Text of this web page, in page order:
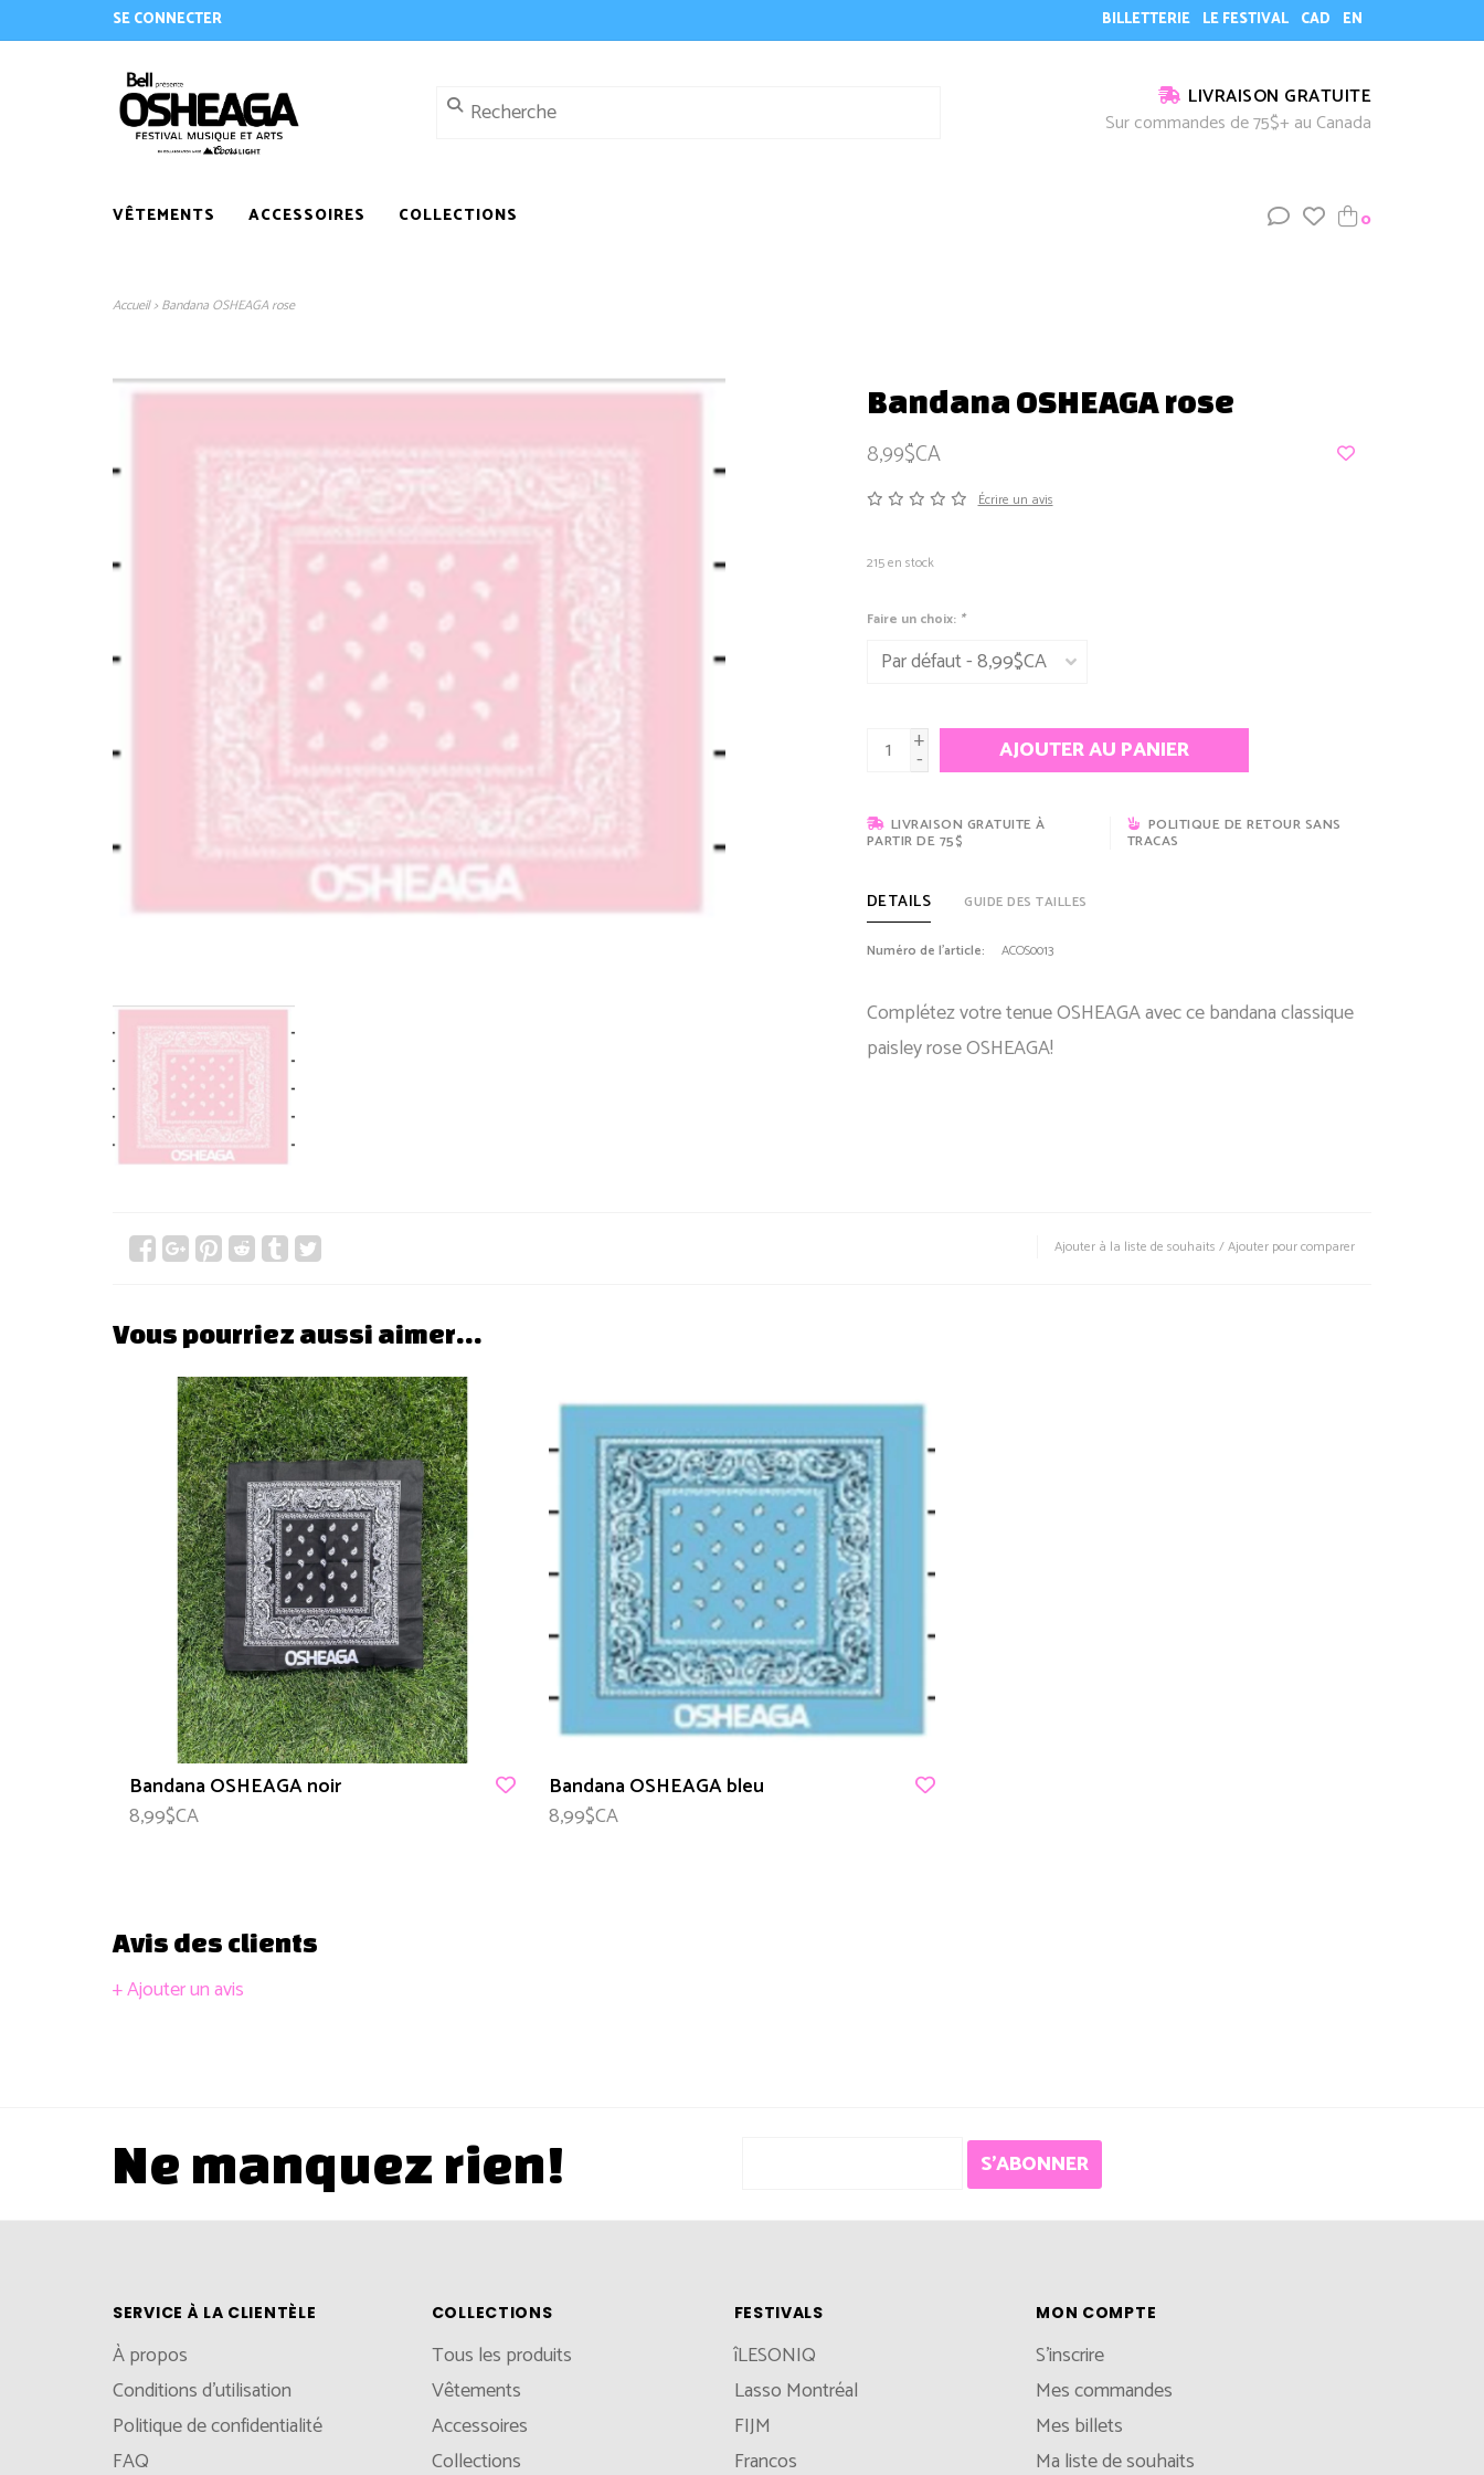
SE CONNECTER BILLETTERIE LE FESTIVAL CAD EN
LIVRAISON GRATUITE
Sur commandes de 75$+ au Canada
VÊTEMENTS ACCESSOIRES COLLECTIONS 0
Accueil> Bandana OSHEAGA rose
Bandana OSHEAGA rose
8,99$CA
Écrire un avis
215en stock
Faire un choix: *
+
- AJOUTER AU PANIER
LIVRAISON GRATUITE À
PARTIR DE 75$
POLITIQUE DE RETOUR SANS
TRACAS
DETAILS GUIDE DES TAILLES
Numéro de l'article: ACOS0013
Complétez votre tenue OSHEAGA avec ce bandana classique
paisley rose OSHEAGA!
Ajouter à la liste de souhaits /Ajouter pour comparer
Vous pourriez aussi aimer…
Bandana OSHEAGA noir
8,99$CA
Bandana OSHEAGA bleu
8,99$CA
Avis des clients
+ Ajouter un avis
Ne manquez rien! S'ABONNER
SERVICE À LA CLIENTÈLE
À propos
Conditions d'utilisation
Politique de confidentialité
FAQ
COLLECTIONS
Tous les produits
Vêtements
Accessoires
Collections
FESTIVALS
îLESONIQ
Lasso Montréal
FIJM
Francos
MON COMPTE
S'inscrire
Mes commandes
Mes billets
Ma liste de souhaits